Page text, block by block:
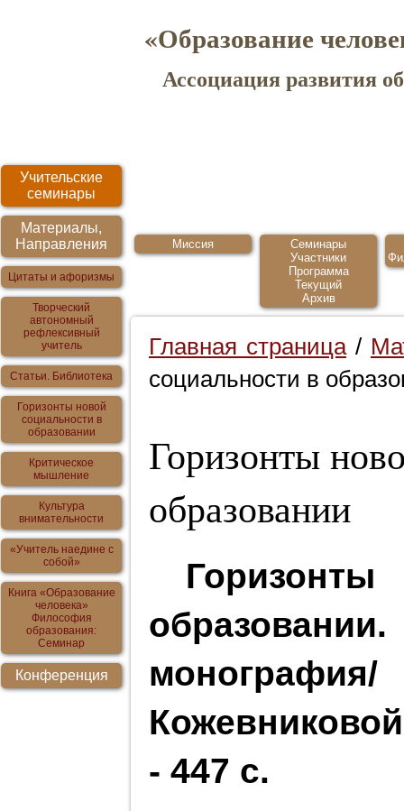
«Образование
Ассоциация развития
Учительские
семинары
Материалы,
Направления
Цитаты и афоризмы
Творческий
автономный
рефлексивный
учитель
Статьи. Библиотека
Горизонты новой
социальности в
образовании
Критическое
мышление
Культура
внимательности
«Учитель наедине с
собой»
Книга «Образование
человека»
Философия
образования:
Семинар
Конференция
Миссия
Семинары
Участники
Программа
Текущий
Архив
Главная страница /
социальности в
Горизонты
образовании
Горизонты
- 447 с.